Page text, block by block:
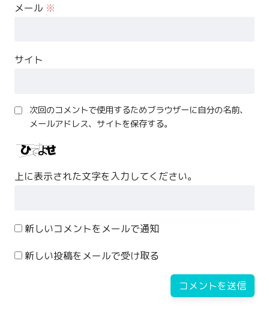
メール ※
サイト
次回のコメントで使用するためブラウザーに自分の名前、
メールアドレス、サイトを保存する。
上に表示された文字を入力してください。
新しいコメントをメールで通知
新しい投稿をメールで受け取る